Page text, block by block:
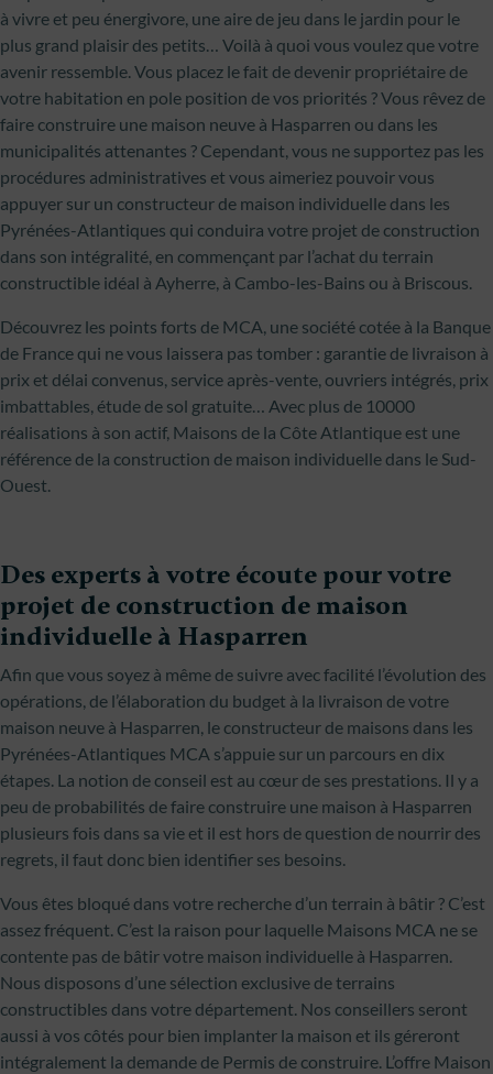
à vivre et peu énergivore, une aire de jeu dans le jardin pour le
plus grand plaisir des petits… Voilà à quoi vous voulez que votre
avenir ressemble. Vous placez le fait de devenir propriétaire de
votre habitation en pole position de vos priorités ? Vous rêvez de
faire construire une maison neuve à Hasparren ou dans les
municipalités attenantes ? Cependant, vous ne supportez pas les
procédures administratives et vous aimeriez pouvoir vous
appuyer sur un constructeur de maison individuelle dans les
Pyrénées-Atlantiques qui conduira votre projet de construction
dans son intégralité, en commençant par l’achat du terrain
constructible idéal à Ayherre, à Cambo-les-Bains ou à Briscous.
Découvrez les points forts de MCA, une société cotée à la Banque
de France qui ne vous laissera pas tomber : garantie de livraison à
prix et délai convenus, service après-vente, ouvriers intégrés, prix
imbattables, étude de sol gratuite… Avec plus de 10000
réalisations à son actif, Maisons de la Côte Atlantique est une
référence de la construction de maison individuelle dans le Sud-
Ouest.
Des experts à votre écoute pour votre
projet de construction de maison
individuelle à Hasparren
Afin que vous soyez à même de suivre avec facilité l’évolution des
opérations, de l’élaboration du budget à la livraison de votre
maison neuve à Hasparren, le constructeur de maisons dans les
Pyrénées-Atlantiques MCA s’appuie sur un parcours en dix
étapes. La notion de conseil est au cœur de ses prestations. Il y a
peu de probabilités de faire construire une maison à Hasparren
plusieurs fois dans sa vie et il est hors de question de nourrir des
regrets, il faut donc bien identifier ses besoins.
Vous êtes bloqué dans votre recherche d’un terrain à bâtir ? C’est
assez fréquent. C’est la raison pour laquelle Maisons MCA ne se
contente pas de bâtir votre maison individuelle à Hasparren.
Nous disposons d’une sélection exclusive de terrains
constructibles dans votre département. Nos conseillers seront
aussi à vos côtés pour bien implanter la maison et ils géreront
intégralement la demande de Permis de construire. L’offre Maison